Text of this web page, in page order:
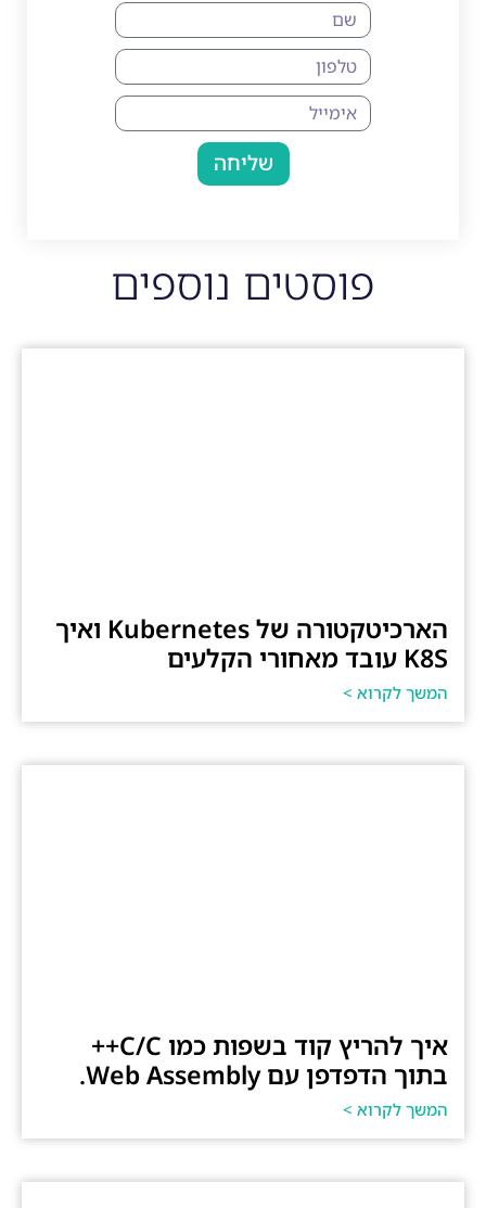
שליחה
פוסטים נוספים
הארכיטקטורה של Kubernetes ואיך
K8S עובד מאחורי הקלעים
המשך לקרוא >
איך להריץ קוד בשפות כמו C/C++
בתוך הדפדפן עם Web Assembly.
המשך לקרוא >